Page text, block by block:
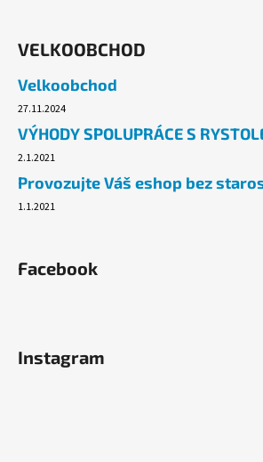
u
u
j
e
m
e
PLYNOVÁ
190G,
PROPICHOVACÍ,
Původně:
VELKOOBCHOD
Velkoobchod
27.11.2024
VÝHODY SPOLUPRÁCE S
2.1.2021
Provozujte Váš eshop bez
1.1.2021
Facebook
Instagram